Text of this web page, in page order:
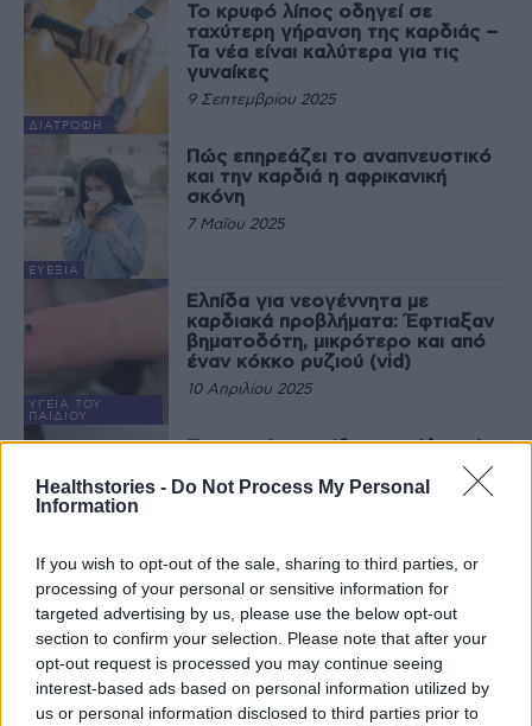
Healthstories - Do Not Process My Personal
Information
If you wish to opt-out of the sale, sharing to third parties, or
processing of your personal or sensitive information for
targeted advertising by us, please use the below opt-out
section to confirm your selection. Please note that after your
opt-out request is processed you may continue seeing
interest-based ads based on personal information utilized by
us or personal information disclosed to third parties prior to
ΔΙΑΤΡΟΦΉ
Το κρυφό λίπος οδηγεί σε
ταχύτερη γήρανση της καρδιάς –
Τα νέα είναι καλύτερα για τις
γυναίκες
9 Σεπτεμβρίου 2025
ΕΥΕΞΊΑ
Πώς επηρεάζει το αναπνευστικό
και την καρδιά η αφρικανική
σκόνη
7 Μαΐου 2025
ΥΓΕΊΑ ΤΟΥ
ΠΑΙΔΙΟΎ
Ελπίδα για νεογέννητα με
καρδιακά προβλήματα: Έφτιαξαν
βηματοδότη, μικρότερο και από
έναν κόκκο ρυζιού (vid)
10 Απριλίου 2025
ΕΥΕΞΊΑ
Τι μπορεί να κρύβει η απώλεια ή η
9 Απριλίου 2025
Η καρδιά δεν αντέχει τους
καύσωνες – Τι έδειξε νέα έρευνα
2 Απριλίου 2025